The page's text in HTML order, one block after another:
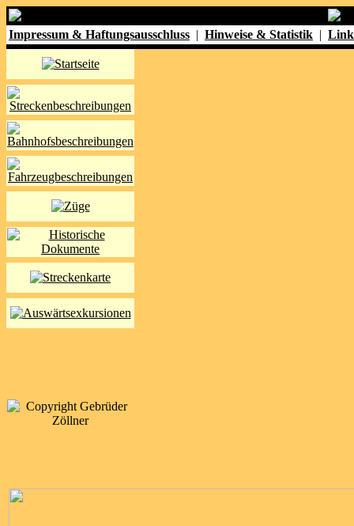
Impressum & Haftungsausschluss | Hinweise & Statistik |